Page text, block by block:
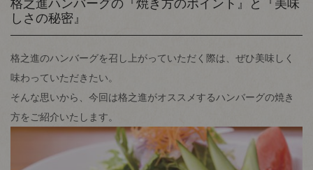
格之進ハンバーグの『焼き方のポイント』と『美味
しさの秘密』
格之進のハンバーグを召し上がっていただく際は、ぜひ美味しく
味わっていただきたい。
そんな思いから、今回は格之進がオススメするハンバーグの焼き
方をご紹介いたします。